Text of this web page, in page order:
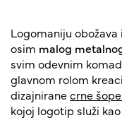
Logomaniju obožava
osim malog
svim odevnim
glavnom rolom
dizajniranecrne
kojoj logotip služi